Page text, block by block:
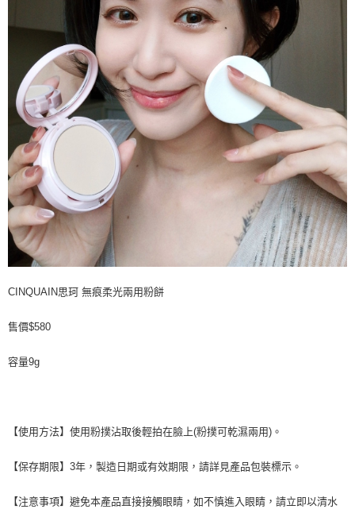
CINQUAIN思珂 無痕柔光兩用粉餅
售價$580
容量9g
【使用方法】使用粉撲沾取後輕拍在臉上(粉撲可乾濕兩用)。
【保存期限】3年，製造日期或有效期限，請詳見產品包裝標示。
【注意事項】避免本產品直接接觸眼睛，如不慎進入眼睛，請立即以清水